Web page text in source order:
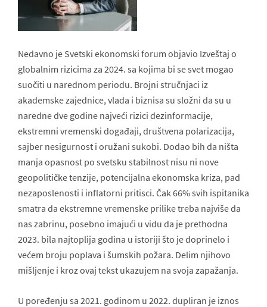
Nedavno je Svetski ekonomski forum objavio Izveštaj o
globalnim rizicima za 2024. sa kojima bi se svet mogao
suočiti u narednom periodu. Brojni stručnjaci iz
akademske zajednice, vlada i biznisa su složni da su u
naredne dve godine najveći rizici dezinformacije,
ekstremni vremenski događaji, društvena polarizacija,
sajber nesigurnost i oružani sukobi. Dodao bih da ništa
manja opasnost po svetsku stabilnost nisu ni nove
geopolitičke tenzije, potencijalna ekonomska kriza, pad
nezaposlenosti i inflatorni pritisci. Čak 66% svih ispitanika
smatra da ekstremne vremenske prilike treba najviše da
nas zabrinu, posebno imajući u vidu da je prethodna
2023. bila najtoplija godina u istoriji što je doprinelo i
većem broju poplava i šumskih požara. Delim njihovo
mišljenje i kroz ovaj tekst ukazujem na svoja zapažanja.
U poređenju sa 2021. godinom u 2022. dupliran je iznos